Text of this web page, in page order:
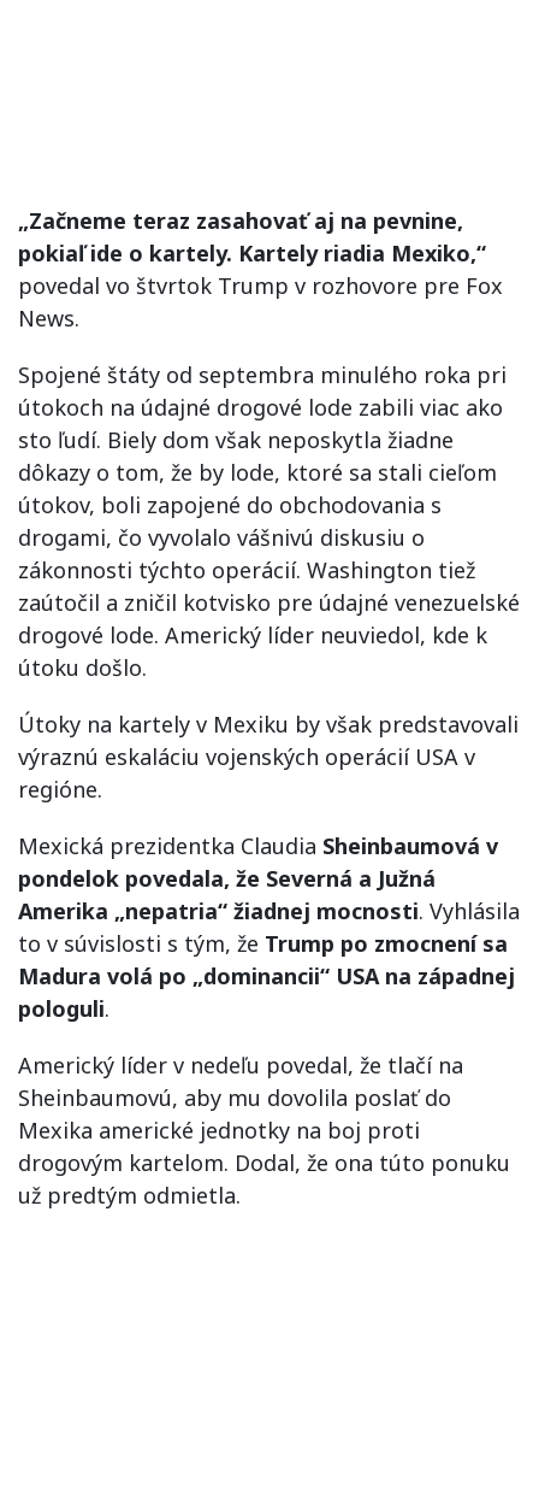
„Začneme teraz zasahovať aj na pevnine,
pokiaľ ide o kartely. Kartely riadia Mexiko,“
povedal vo štvrtok Trump v rozhovore pre Fox
News.
Spojené štáty od septembra minulého roka pri
útokoch na údajné drogové lode zabili viac ako
sto ľudí. Biely dom však neposkytla žiadne
dôkazy o tom, že by lode, ktoré sa stali cieľom
útokov, boli zapojené do obchodovania s
drogami, čo vyvolalo vášnivú diskusiu o
zákonnosti týchto operácií. Washington tiež
zaútočil a zničil kotvisko pre údajné venezuelské
drogové lode. Americký líder neuviedol, kde k
útoku došlo.
Útoky na kartely v Mexiku by však predstavovali
výraznú eskaláciu vojenských operácií USA v
regióne.
Mexická prezidentka Claudia Sheinbaumová v
pondelok povedala, že Severná a Južná
Amerika „nepatria“ žiadnej mocnosti. Vyhlásila
to v súvislosti s tým, že Trump po zmocnení sa
Madura volá po „dominancii“ USA na západnej
pologuli.
Americký líder v nedeľu povedal, že tlačí na
Sheinbaumovú, aby mu dovolila poslať do
Mexika americké jednotky na boj proti
drogovým kartelom. Dodal, že ona túto ponuku
už predtým odmietla.